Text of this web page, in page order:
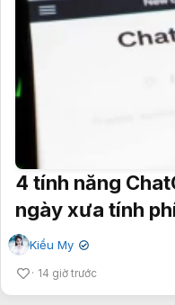
4 tính năng
ngày xưa tính
Kiều My ✔
14 giờ trước